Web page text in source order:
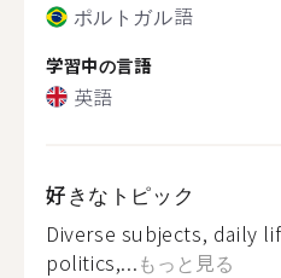
ポルトガル語
学習中の言語
英語
好きなトピック
Diverse subjects, daily
politics,...もっと見る